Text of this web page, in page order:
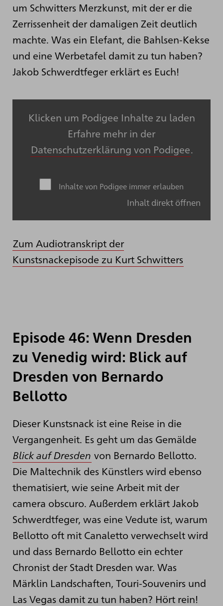
um Schwitters Merzkunst, mit der er die
Zerrissenheit der damaligen Zeit deutlich
machte. Was ein Elefant, die Bahlsen-Kekse
und eine Werbetafel damit zu tun haben?
Jakob Schwerdtfeger erklärt es Euch!
Klicken um Podigee Inhalte zu laden
Erfahre mehr in der
Datenschutzerklärung von Podigee.
Inhalte von Podigee immer erlauben
Inhalt direkt öffnen
Zum Audiotranskript der
Kunstsnackepisode zu Kurt Schwitters
Episode 46: Wenn Dresden
zu Venedig wird: Blick auf
Dresden von Bernardo
Bellotto
Dieser Kunstsnack ist eine Reise in die
Vergangenheit. Es geht um das Gemälde
Blick auf Dresden von Bernardo Bellotto.
Die Maltechnik des Künstlers wird ebenso
thematisiert, wie seine Arbeit mit der
camera obscuro. Außerdem erklärt Jakob
Schwerdtfeger, was eine Vedute ist, warum
Bellotto oft mit Canaletto verwechselt wird
und dass Bernardo Bellotto ein echter
Chronist der Stadt Dresden war. Was
Märklin Landschaften, Touri-Souvenirs und
Las Vegas damit zu tun haben? Hört rein!